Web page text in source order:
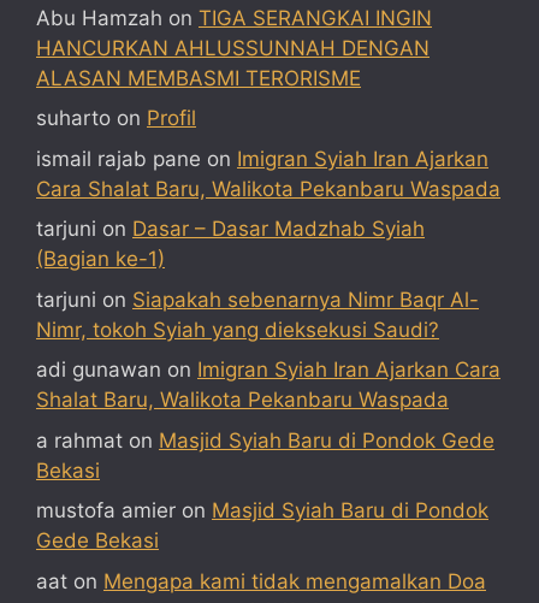
Abu Hamzah on TIGA SERANGKAI INGIN
HANCURKAN AHLUSSUNNAH DENGAN
ALASAN MEMBASMI TERORISME
suharto on Profil
ismail rajab pane on Imigran Syiah Iran Ajarkan
Cara Shalat Baru, Walikota Pekanbaru Waspada
tarjuni on Dasar – Dasar Madzhab Syiah
(Bagian ke-1)
tarjuni on Siapakah sebenarnya Nimr Baqr Al-
Nimr, tokoh Syiah yang dieksekusi Saudi?
adi gunawan on Imigran Syiah Iran Ajarkan Cara
Shalat Baru, Walikota Pekanbaru Waspada
a rahmat on Masjid Syiah Baru di Pondok Gede
Bekasi
mustofa amier on Masjid Syiah Baru di Pondok
Gede Bekasi
aat on Mengapa kami tidak mengamalkan Doa